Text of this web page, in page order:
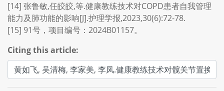
[14] 张鲁敏,任皎皎,等.健康教练技术对COPD患者自我管理
能力及肺功能的影响[J].护理学报,2023,30(6):72-78.
[15] 91号，项目编号：2024B01157。
Citing this article: